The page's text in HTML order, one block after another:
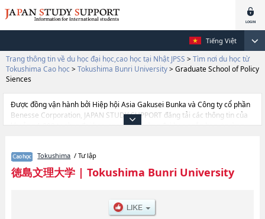
Tiếng Việt
Trang thông tin về du học đại học,cao học tại Nhật JPSS > Tìm nơi du học từ
Tokushima Cao học > Tokushima Bunri University> Graduate School of Policy
Siences
Được đồng vận hành bởi Hiệp hội Asia Gakusei Bunka và Công ty cổ phần
Benesse Corporation, JAPAN STUDY SUPPORT đăng tải các thông tin của
khoảng 1.300 trường đại học, cao học, trường đại học ngắn hạn, trường
thông tin cần thiết dành cho du học sinh, như là về các Graduate School of
Pharmaceutical Sciences (4 years Ph.D course)hoặcHuman
SciencehoặcGraduate School of Policy Siences, thông tin về từng khoa
lượng trúng tuyển, cở sở trang thiết bị, hướng dẫn địa điểm v.v...
Tokushima / Tư lập
徳島文理大学| Tokushima Bunri University